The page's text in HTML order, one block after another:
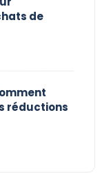
de
réductions